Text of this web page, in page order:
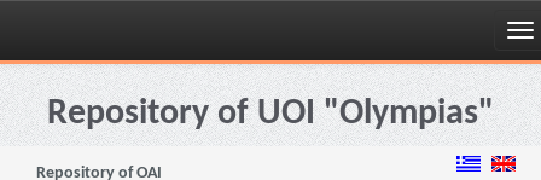
Skip
navigationRepository of UOI "Olympias"
Repository of OAI